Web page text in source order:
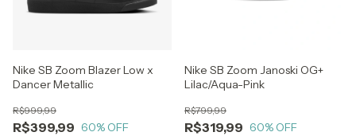
Nike SB Zoom Blazer Low x
Dancer Metallic
R$399,99
R$999,99
60% OFF
Nike SB Zoom Janoski OG+
Lilac/Aqua-Pink
R$319,99
R$799,99
60% OFF